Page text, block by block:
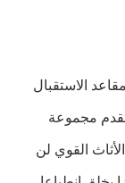
الاستقبال
مجموعة
القوي لن